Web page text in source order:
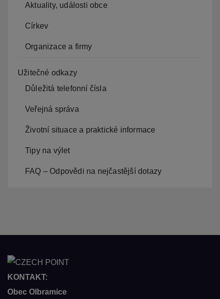
Aktuality, události obce
Církev
Organizace a firmy
Užitečné odkazy
Důležitá telefonní čísla
Veřejná správa
Životní situace a praktické informace
Tipy na výlet
FAQ – Odpovědi na nejčastější dotazy
KONTAKT:
Obec Olbramice